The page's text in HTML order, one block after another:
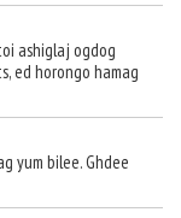
ashiglaj ogdog
ed horongo hamag
yum bilee. Ghdee